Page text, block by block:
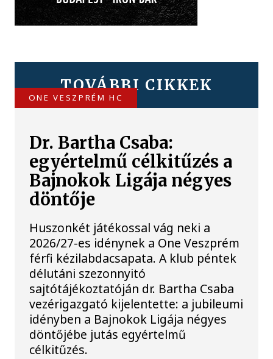
TOVÁBBI CIKKEK
ONE VESZPRÉM HC
Dr. Bartha Csaba:
egyértelmű célkitűzés a
Bajnokok Ligája négyes
döntője
Huszonkét játékossal vág neki a
2026/27-es idénynek a One Veszprém
férfi kézilabdacsapata. A klub péntek
délutáni szezonnyitó
sajtótájékoztatóján dr. Bartha Csaba
vezérigazgató kijelentette: a jubileumi
idényben a Bajnokok Ligája négyes
döntőjébe jutás egyértelmű
célkitűzés.